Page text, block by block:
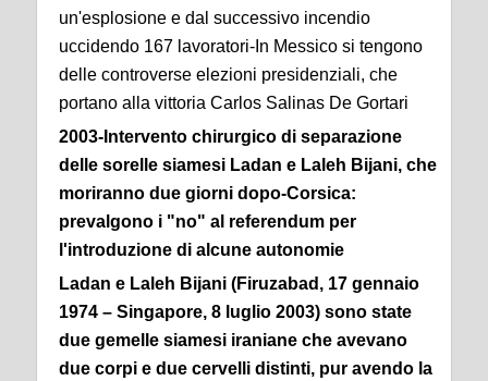
un'esplosione e dal successivo incendio
uccidendo 167 lavoratori-In Messico si tengono
delle controverse elezioni presidenziali, che
portano alla vittoria Carlos Salinas De Gortari
2003-Intervento chirurgico di separazione
delle sorelle siamesi Ladan e Laleh Bijani, che
moriranno due giorni dopo-Corsica:
prevalgono i "no" al referendum per
l'introduzione di alcune autonomie
Ladan e Laleh Bijani (Firuzabad, 17 gennaio
1974 – Singapore, 8 luglio 2003) sono state
due gemelle siamesi iraniane che avevano
due corpi e due cervelli distinti, pur avendo la